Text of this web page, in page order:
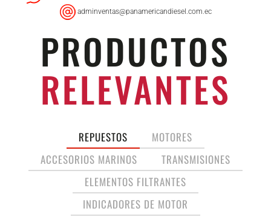
adminventas@panamericandiesel.com.ec
PRODUCTOS
RELEVANTES
REPUESTOS
MOTORES
ACCESORIOS MARINOS
TRANSMISIONES
ELEMENTOS FILTRANTES
INDICADORES DE MOTOR